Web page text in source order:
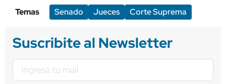
Temas
Senado Jueces Corte Suprema
Suscribite al Newsletter